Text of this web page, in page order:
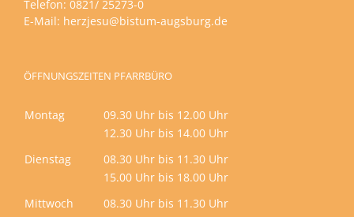
Telefon: 0821/ 25273-0
E-Mail: herzjesu@bistum-augsburg.de
ÖFFNUNGSZEITEN PFARRBÜRO
Montag
09.30 Uhr bis 12.00 Uhr
12.30 Uhr bis 14.00 Uhr
Dienstag
08.30 Uhr bis 11.30 Uhr
15.00 Uhr bis 18.00 Uhr
Mittwoch
08.30 Uhr bis 11.30 Uhr